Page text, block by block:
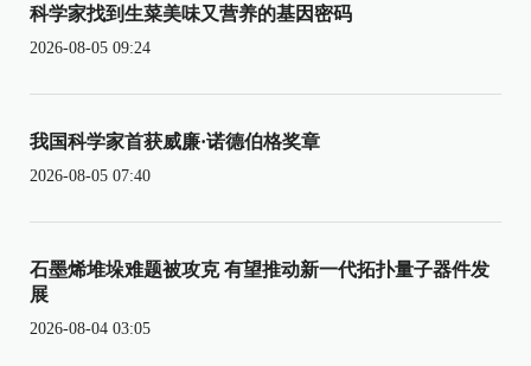
科学家找到生菜美味又营养的基因密码
2026-08-05 09:24
我国科学家首获威廉·诺德伯格奖章
2026-08-05 07:40
石墨烯堆垛难题被攻克 有望推动新一代拓扑量子器件发
展
2026-08-04 03:05